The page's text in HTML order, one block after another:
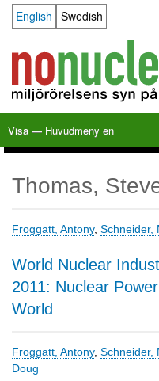
Language switcher
English Swedish
Huvudmeny
en
Visa — Huvudmeny en
Thomas,
Froggatt, Antony, Schneider,
World Nuclear
2011: Nuclear
World
Froggatt, Antony, Schneider,
Doug